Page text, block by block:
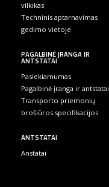
vilkikas
Techninis aptarnavimas
gedimo vietoje
PAGALBINĖ ĮRANGA IR
ANTSTATAI
Pasiekiamumas
Pagalbinė įranga ir antstatai
Transporto priemonių
brošiūros specifikacijos
ANTSTATAI
Anstatai